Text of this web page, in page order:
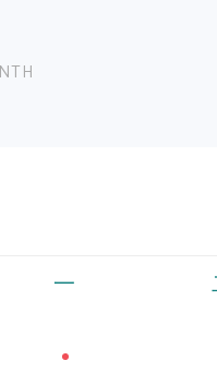
一